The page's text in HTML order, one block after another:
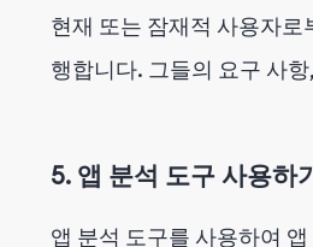
현재 또는 잠재적 사용자
행합니다. 그들의 요구 사
5. 앱 분석 도구 사용하
앱 분석 도구를 사용하여